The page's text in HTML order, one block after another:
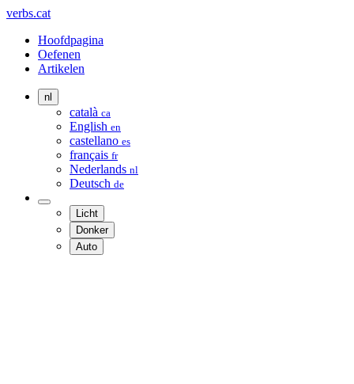
verbs.cat
Hoofdpagina
Oefenen
Artikelen
nl
català ca
English en
castellano es
français fr
Nederlands nl
Deutsch de
Licht
Donker
Auto